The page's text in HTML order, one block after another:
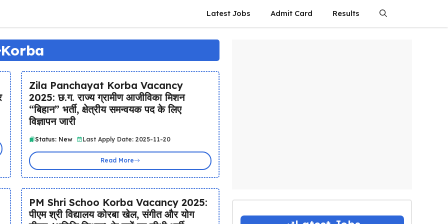
Latest Jobs Admit Card Results
Korba
Zila Panchayat Korba Vacancy
2025: छ.ग. राज्य ग्रामीण आजीविका मिशन
“बिहान” भर्ती, क्षेत्रीय समन्वयक पद के लिए
विज्ञापन जारी
Status: New Last Apply Date: 2025-11-20
Read More
PM Shri Schoo Korba Vacancy 2025:
पीएम श्री विद्यालय कोरबा खेल, संगीत और योग